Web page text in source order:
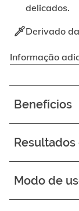
delicados.
Derivado
Informação
Benefícios
Modo de